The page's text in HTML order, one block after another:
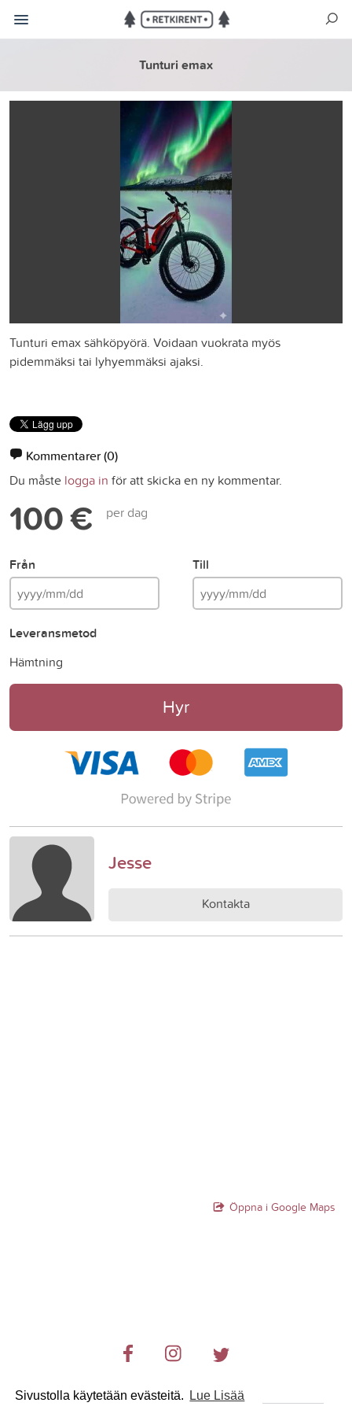
Sivustolla käytetään evästeitä. Lue Lisää
Tunturi emax
Tunturi emax sähköpyörä. Voidaan vuokrata myös
pidemmäksi tai lyhyemmäksi ajaksi.
Kommentarer(0)
Du måste logga in för att skicka en ny kommentar.
100 € per dag
Från Till
Leveransmetod
Hämtning
Hyr
Jesse
Kontakta
Öppna i Google Maps